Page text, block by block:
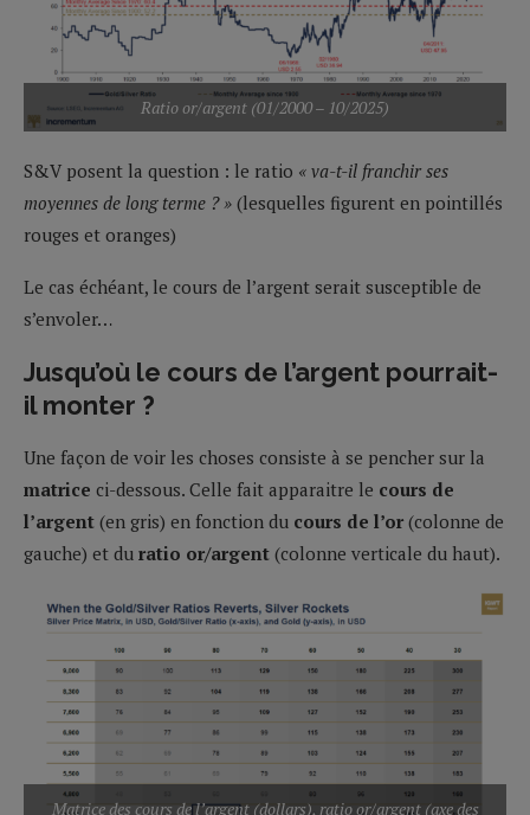
Ratio or/argent (01/2000 – 10/2025)
S&V posent la question : le ratio « va-t-il franchir ses
moyennes de long terme ? » (lesquelles figurent en pointillés
rouges et oranges)
Le cas échéant, le cours de l’argent serait susceptible de
s’envoler…
Jusqu’où le cours de l’argent pourrait-
il monter ?
Une façon de voir les choses consiste à se pencher sur la
matrice ci-dessous. Celle fait apparaitre le cours de
l’argent (en gris) en fonction du cours de l’or (colonne de
gauche) et du ratio or/argent (colonne verticale du haut).
Matrice des cours de l’argent (dollars), ratio or/argent (axe des